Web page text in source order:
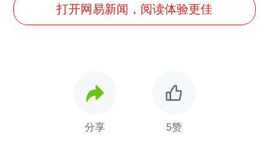
打开网易新闻，阅读体验更佳
分享 5赞